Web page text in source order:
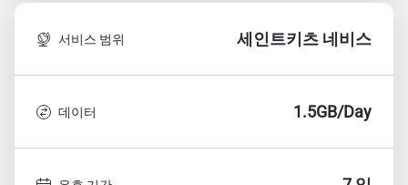
서비스 범위 세인트키츠 네비스
데이터 1.5GB/Day